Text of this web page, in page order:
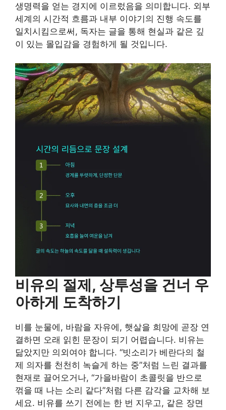
생명력을 얻는 경지에 이르렀음을 의미합니다. 외부
세계의 시간적 흐름과 내부 이야기의 진행 속도를
일치시킴으로써, 독자는 글을 통해 현실과 같은 깊
이 있는 몰입감을 경험하게 될 것입니다.
비유의 절제, 상투성을 건너 우
아하게 도착하기
비를 눈물에, 바람을 자유에, 햇살을 희망에 곧장 연
결하면 오래 읽힌 문장이 되기 어렵습니다. 비유는
닮았지만 의외여야 합니다. “빗소리가 베란다의 철
제 의자를 천천히 녹슬게 하는 중”처럼 느린 결과를
현재로 끌어오거나, “가을바람이 초콜릿을 반으로
꺾을 때 나는 소리 같다”처럼 다른 감각을 교차해 보
세요. 비유를 쓰기 전에는 한 번 지우고, 같은 장면